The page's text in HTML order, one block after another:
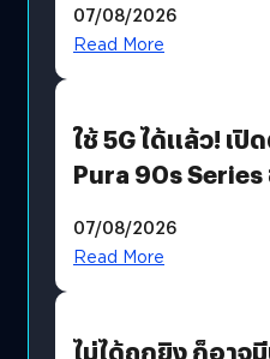
บริโภคและ B2B
07/08/2026
Read More
ใช้ 5G ได้แล้ว! เปิ
Pura 90s
07/08/2026
Read More
ไม่ได้ถูกยิง ก็อาจ